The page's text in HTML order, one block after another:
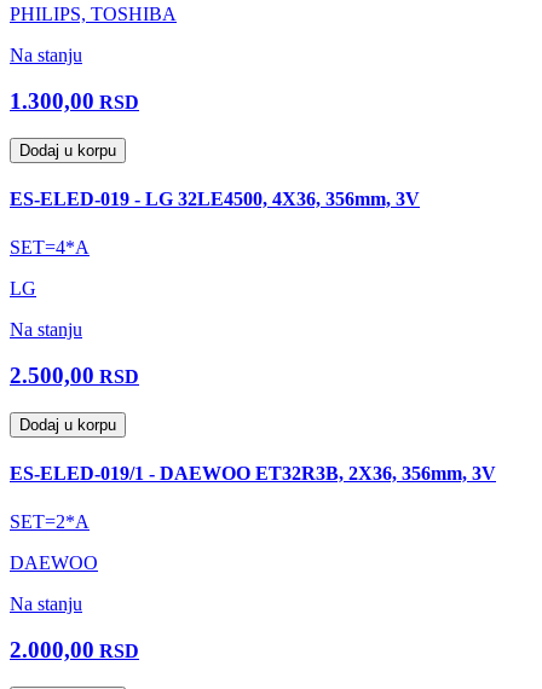
PHILIPS, TOSHIBA
Na stanju
1.300,00 RSD
Dodaj u korpu
ES-ELED-019 - LG 32LE4500, 4X36, 356mm, 3V
SET=4*A
LG
Na stanju
2.500,00 RSD
Dodaj u korpu
ES-ELED-019/1 - DAEWOO ET32R3B, 2X36, 356mm, 3V
SET=2*A
DAEWOO
Na stanju
2.000,00 RSD